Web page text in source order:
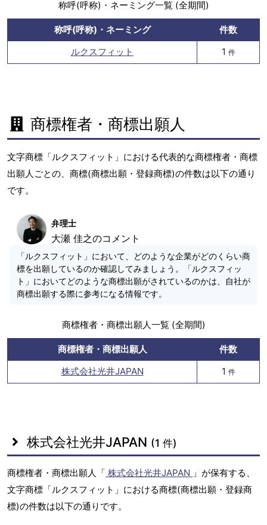
称呼(呼称)・ネーミング一覧 (全期間)
称呼(呼称)・ネーミング
件数
ルクスフィット
1 件
商標権者・商標出願人
文字商標「ルクスフィット」における代表的な商標権者・商標
出願人ごとの、商標(商標出願・登録商標)の件数は以下の通り
です。
弁理士
大瀬 佳之のコメント
「ルクスフィット」において、どのような企業がどのくらい商
標を出願しているのか確認してみましょう。「ルクスフィッ
ト」においてどのような商標出願がされているのかは、自社が
商標出願する際に参考になる情報です。
商標権者・商標出願人一覧 (全期間)
商標権者・商標出願人
件数
株式会社光井JAPAN
1 件
株式会社光井JAPAN (1 件)
商標権者・商標出願人「 株式会社光井JAPAN 」が保有する、
文字商標「ルクスフィット」における商標(商標出願・登録商
標)の件数は以下の通りです。